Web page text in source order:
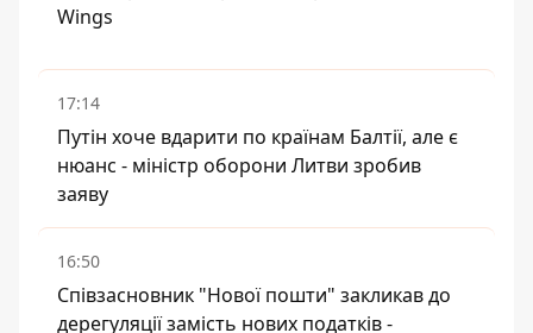
Wings
17:14
Путін хоче вдарити по країнам Балтії, але є
нюанс - міністр оборони Литви зробив
заяву
16:50
Співзасновник "Нової пошти" закликав до
дерегуляції замість нових податків -